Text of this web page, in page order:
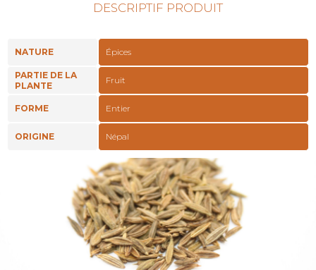
DESCRIPTIF PRODUIT
NATURE Épices
PARTIE DE LA
PLANTE
Fruit
FORME Entier
ORIGINE Népal